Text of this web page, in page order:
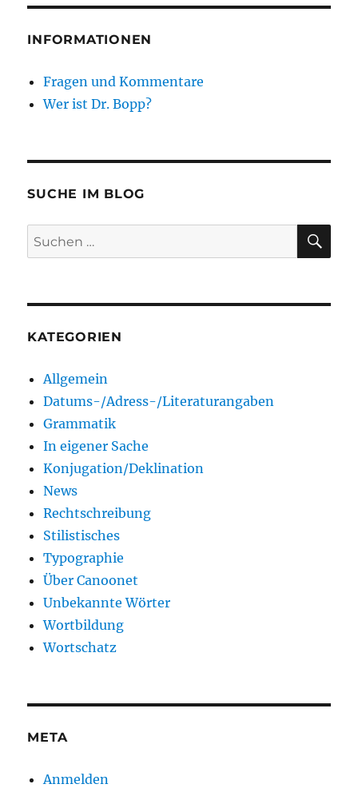
INFORMATIONEN
Fragen und Kommentare
Wer ist Dr. Bopp?
SUCHE IM BLOG
Suchen
nach:
KATEGORIEN
Allgemein
Datums-/Adress-/Literaturangaben
Grammatik
In eigener Sache
Konjugation/Deklination
News
Rechtschreibung
Stilistisches
Typographie
Über Canoonet
Unbekannte Wörter
Wortbildung
Wortschatz
META
Anmelden